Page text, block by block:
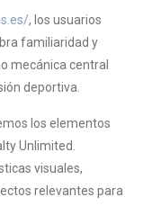
, los usuarios
familiaridad y
mecánica central
deportiva.
los elementos
Unlimited.
visuales,
relevantes para